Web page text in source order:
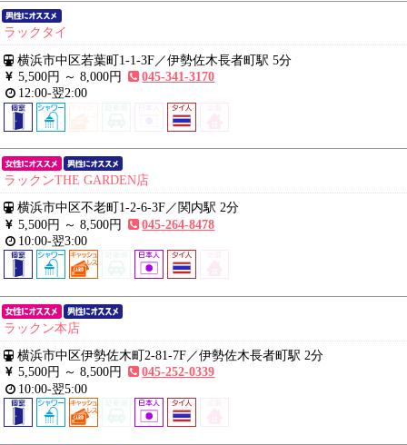
ラックタイ
横浜市中区若葉町1-1-3F／伊勢佐木長者町駅 5分
5,500円 ～8,000円
045-341-3170
12:00-翌2:00
ラックンTHE GARDEN店
横浜市中区不老町1-2-6-3F／関内駅 2分
5,500円 ～8,500円
045-264-8478
10:00-翌3:00
ラックン本店
横浜市中区伊勢佐木町2-81-7F／伊勢佐木長者町駅 2分
5,500円 ～8,500円
045-252-0339
10:00-翌5:00